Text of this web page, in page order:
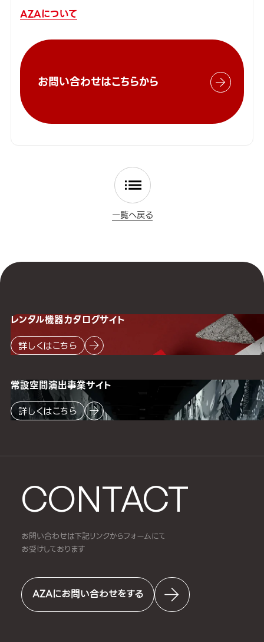
AZAについて
お問い合わせはこちらから
一覧へ戻る
CONTACT
お問い合わせは下記リンクからフォームにて
お受けしております
AZAにお問い合わせをする
レンタル機器カタログサイト
詳しくはこちら
常設空間演出事業サイト
詳しくはこちら